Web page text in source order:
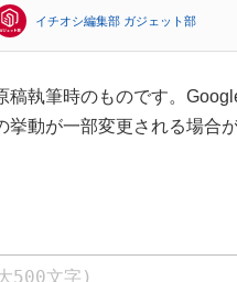
イチオシ編集部 ガジェット部
執筆時のものです。
動が一部変更される場合が